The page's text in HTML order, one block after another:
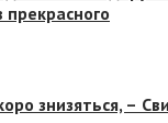
прекрасного
знизяться, –